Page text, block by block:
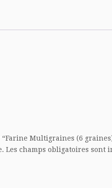
Multigraines (6
Les champs obligatoires sont